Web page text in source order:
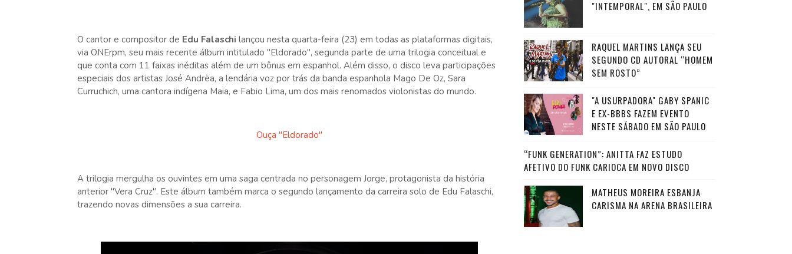
O cantor e compositor de Edu Falaschi lançou nesta quarta-feira (23) em todas as plataformas digitais,
via ONErpm, seu mais recente álbum intitulado "Eldorado", segunda parte de uma trilogia conceitual e
que conta com 11 faixas inéditas além de um bônus em espanhol. Além disso, o disco leva participações
especiais dos artistas José Andrëa, a lendária voz por trás da banda espanhola Mago De Oz, Sara
Curruchich, uma cantora indígena Maia, e Fabio Lima, um dos mais renomados violonistas do mundo.
Ouça "Eldorado"
A trilogia mergulha os ouvintes em uma saga centrada no personagem Jorge, protagonista da história
anterior "Vera Cruz". Este álbum também marca o segundo lançamento da carreira solo de Edu Falaschi,
trazendo novas dimensões a sua carreira.
"INTEMPORAL", EM SÃO PAULO
RAQUEL MARTINS LANÇA SEU
SEGUNDO CD AUTORAL “HOMEM
SEM ROSTO”
"A USURPADORA" GABY SPANIC
E EX-BBBS FAZEM EVENTO
NESTE SÁBADO EM SÃO PAULO
“FUNK GENERATION”: ANITTA FAZ ESTUDO
AFETIVO DO FUNK CARIOCA EM NOVO DISCO
MATHEUS MOREIRA ESBANJA
CARISMA NA ARENA BRASILEIRA